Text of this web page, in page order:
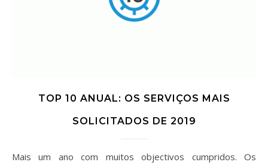
TOP 10 ANUAL: OS SERVIÇOS MAIS
SOLICITADOS DE 2019
Mais um ano com muitos objectivos cumpridos. Os